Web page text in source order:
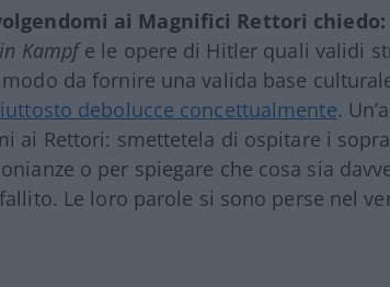
ai Magnifici Rettori chiedo:
Kampfe le opere di Hitler quali validi
da fornire una valida base
debolucce concettualmente.
ai Rettori: smettetela di ospitare i
o per spiegare che cosa sia
Le loro parole si sono perse nel